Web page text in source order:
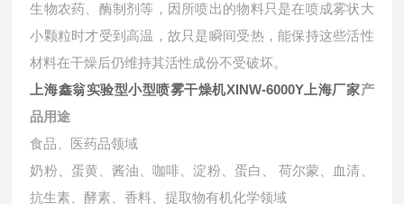
生物农药、酶制剂等，因所喷出的物料只是在喷成雾状大
小颗粒时才受到高温，故只是瞬间受热，能保持这些活性
材料在干燥后仍维持其活性成份不受破坏。
上海鑫翁实验型小型喷雾干燥机XINW-6000Y上海厂家产
品用途
食品、医药品领域
奶粉、蛋黄、酱油、咖啡、淀粉、蛋白、 荷尔蒙、血清、
抗生素、酵素、香料、提取物有机化学领域